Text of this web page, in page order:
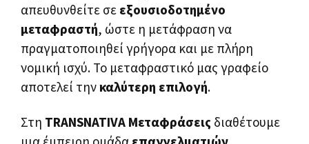
απευθυνθείτε σε εξουσιοδοτημένο
μεταφραστή, ώστε η μετάφραση να
πραγματοποιηθεί γρήγορα και με πλήρη
νομική ισχύ. Το μεταφραστικό μας γραφείο
αποτελεί τηνκαλύτερη επιλογή.
Στη TRANSNATIVA Μεταφράσεις διαθέτουμε